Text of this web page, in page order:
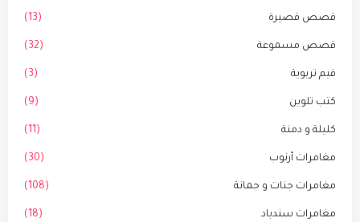
قصص قصيرة (13)
قصص مسموعة (32)
قيم تربوية (3)
كتب تلوين (9)
كليلة و دمنة (11)
مغامرات أرنوب (30)
مغامرات جنات و جمانة (108)
مغامرات سندباد (18)